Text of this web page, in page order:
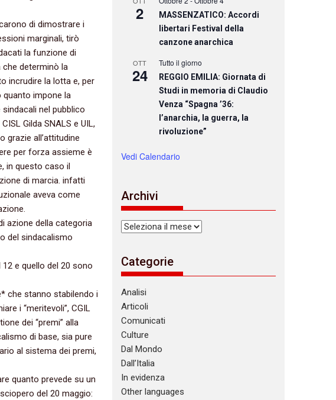
di dimostrare i
marginali,‭ ‬tirò
la funzione di
che determinò la
incrudire la lotta e,‭ ‬per
impone la
nel pubblico
Gilda SNALS e UIL,‭
grazie all’attitudine‭
per forza assieme è
‬in questo caso il
di marcia.‭ ‬infatti
aveva come
azione della categoria
del sindacalismo
‬e quello del‭ ‬20‭ ‬sono
‬che stanno stabilendo i
i‭ “‬meritevoli‭”‬,‭ ‬CGIL
dei‭ “‬premi‭” ‬alla
di base,‭ ‬sia pure
al sistema dei premi,‭
quanto prevede su un
del‭ ‬20‭ ‬maggio:
2
MASSENZATICO: Accordi
libertari Festival della
canzone anarchica
OTT
24
Tutto il giorno
REGGIO EMILIA: Giornata di
Studi in memoria di Claudio
Venza “Spagna ’36:
l’anarchia, la guerra, la
rivoluzione”
Vedi Calendario
Archivi
Archivi
Categorie
Analisi
Articoli
Comunicati
Culture
Dal Mondo
Dall’Italia
In evidenza
Other languages